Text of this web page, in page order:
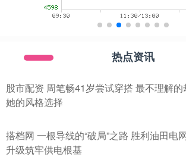
热点资讯
股市配资 周笔畅41岁尝试穿搭 最不理解的
她的风格选择
搭档网 一根导线的“破局”之路 胜利油田电
升级筑牢供电根基